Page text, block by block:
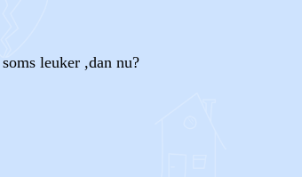
leuker ,dan nu?